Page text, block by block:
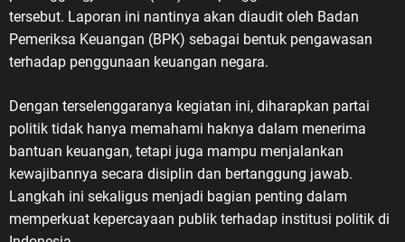
tersebut. Laporan ini nantinya akan diaudit oleh Badan
Pemeriksa Keuangan (BPK) sebagai bentuk pengawasan
terhadap penggunaan keuangan negara.
Dengan terselenggaranya kegiatan ini, diharapkan partai
politik tidak hanya memahami haknya dalam menerima
bantuan keuangan, tetapi juga mampu menjalankan
kewajibannya secara disiplin dan bertanggung jawab.
Langkah ini sekaligus menjadi bagian penting dalam
memperkuat kepercayaan publik terhadap institusi politik di